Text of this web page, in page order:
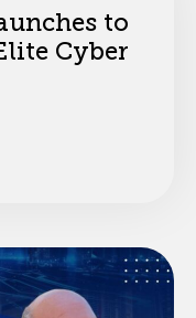
to
Cyber